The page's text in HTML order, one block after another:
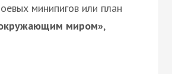
минипигов или план
окружающим миром»,